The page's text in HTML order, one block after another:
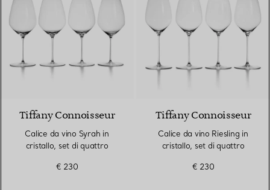
Tiffany Connoisseur
Calice da vino Syrah in
cristallo, set di quattro
€ 230
Tiffany Connoisseur
Calice da vino Riesling in
cristallo, set di quattro
€ 230